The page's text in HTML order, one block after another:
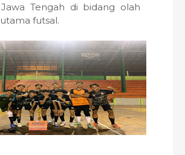
Tengah di bidang olah
futsal.